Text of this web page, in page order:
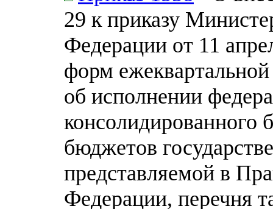
29 к приказу
Федерации от 11
форм
об исполнении
консолидированного
бюджетов
представляемой в
Федерации, перечня